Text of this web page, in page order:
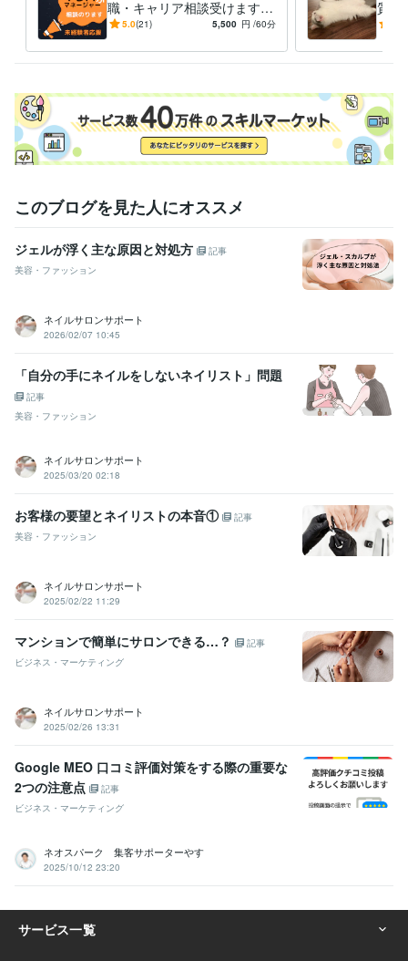
職・キャリア相談受けます
キャリアアップ、未経験から
す！
5.0(21) 5,500 円 /60分
質問
って
す
このブログを見た人にオススメ
ジェルが浮く主な原因と対処方
記事
美容・ファッション
ネイルサロンサポート
2026/02/07 10:45
「自分の手にネイルをしないネイリスト」問題
記事
美容・ファッション
ネイルサロンサポート
2025/03/20 02:18
お客様の要望とネイリストの本音①
記事
美容・ファッション
ネイルサロンサポート
2025/02/22 11:29
マンションで簡単にサロンできる…？
記事
ビジネス・マーケティング
ネイルサロンサポート
2025/02/26 13:31
Google MEO 口コミ評価対策をする際の重要な
2つの注意点
記事
ビジネス・マーケティング
ネオスパーク 集客サポーターやす
2025/10/12 23:20